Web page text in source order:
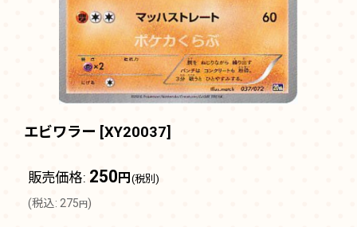
エビワラー [XY20037]
販売価格: 250 円 (税別)
(税込: 275 円 )